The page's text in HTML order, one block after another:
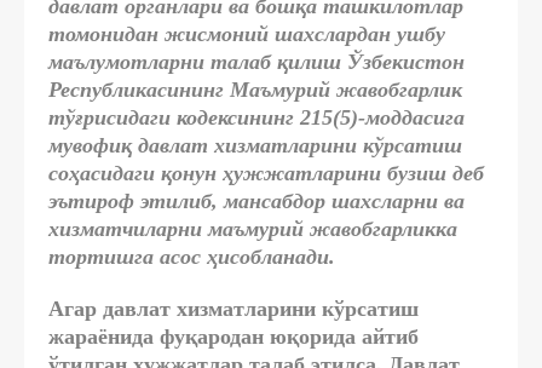
давлат органлари ва бошқа ташкилотлар
томонидан жисмоний шахслардан ушбу
маълумотларни талаб қилиш Ўзбекистон
Республикасининг Маъмурий жавобгарлик
тўғрисидаги кодексининг 215(5)-моддасига
мувофиқ давлат хизматларини кўрсатиш
соҳасидаги қонун ҳужжатларини бузиш деб
эътироф этилиб, мансабдор шахсларни ва
хизматчиларни маъмурий жавобгарликка
тортишга асос ҳисобланади.
Агар давлат хизматларини кўрсатиш
жараёнида фуқародан юқорида айтиб